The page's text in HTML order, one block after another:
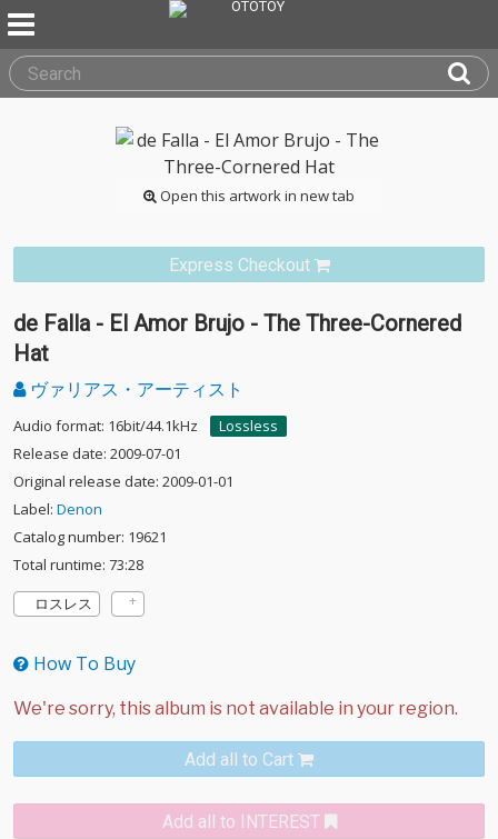
Open this artwork in new tab
Express Checkout
de Falla - El Amor Brujo - The Three-Cornered
Hat
ヴァリアス・アーティスト
Audio format: 16bit/44.1kHz
Lossless
Release date: 2009-07-01
Original release date: 2009-01-01
Label: Denon
Catalog number: 19621
Total runtime: 73:28
ロスレス
How To Buy
Add all to Cart
Add all to INTEREST